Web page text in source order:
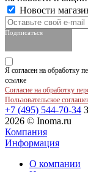
Новости
Подписаться
Я согласен на обработку
ссылке
Согласие на обработку
Пользовательское
+7 (495) 544-70-34
2026 © Inoma.ru
Компания
Информация
О компании